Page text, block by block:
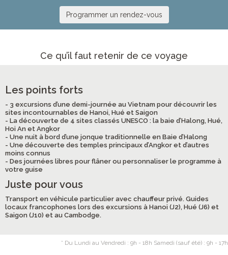
Programmer un rendez-vous
Ce qu’il faut retenir de ce voyage
Les points forts
- 3 excursions d’une demi-journée au Vietnam pour découvrir les
sites incontournables de Hanoi, Hué et Saigon
- La découverte de 4 sites classés UNESCO : la baie d’Halong, Hué,
Hoi An et Angkor
- Une nuit à bord d’une jonque traditionnelle en Baie d’Halong
- Une découverte des temples principaux d’Angkor et d’autres
moins connus
- Des journées libres pour flâner ou personnaliser le programme à
votre guise
Juste pour vous
Transport en véhicule particulier avec chauffeur privé. Guides
locaux francophones lors des excursions à Hanoi (J2), Hué (J6) et
Saigon (J10) et au Cambodge.
* Du Lundi au Vendredi : 9h - 18h Samedi (sauf été) : 9h - 17h